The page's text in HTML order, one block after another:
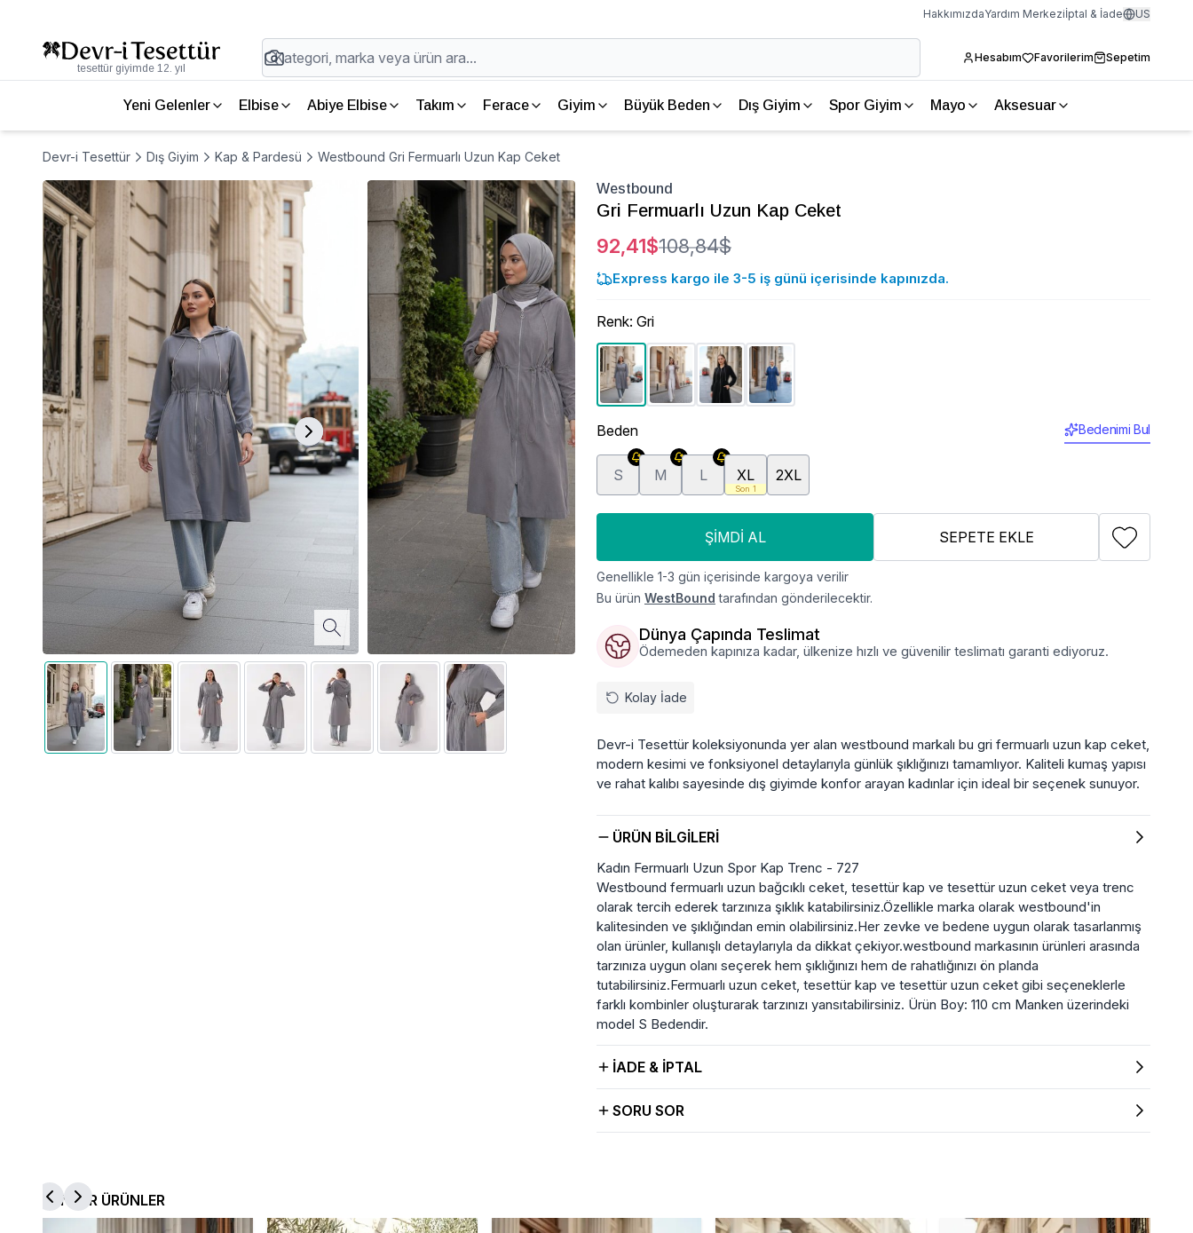
HakkımızdaYardım Merkeziİptal & İade US
tesettür giyimde 12. yıl
Hesabım Favorilerim Sepetim
Yeni Gelenler Elbise Abiye Elbise Takım Ferace Giyim Büyük Beden Dış Giyim Spor Giyim Mayo Aksesuar
Devr-i Tesettür Dış Giyim Kap & Pardesü Westbound Gri Fermuarlı Uzun Kap Ceket
Westbound
Gri Fermuarlı Uzun Kap Ceket
92,41$108,84$
Express kargo ile 3-5 iş günü içerisinde kapınızda.
Renk: Gri
Beden Bedenimi Bul
S M L
Son 1
XL 2XL
ŞIMDI AL SEPETE EKLE
Genellikle 1-3 gün içerisinde kargoya verilir
Bu ürün WestBound tarafından gönderilecektir.
Dünya Çapında Teslimat
Ödemeden kapınıza kadar, ülkenize hızlı ve güvenilir teslimatı garanti ediyoruz.
Kolay İade
Devr-i Tesettür koleksiyonunda yer alan westbound markalı bu gri fermuarlı uzun kap ceket,
modern kesimi ve fonksiyonel detaylarıyla günlük şıklığınızı tamamlıyor. Kaliteli kumaş yapısı
ve rahat kalıbı sayesinde dış giyimde konfor arayan kadınlar için ideal bir seçenek sunuyor.
ÜRÜN BILGILERI
Kadın Fermuarlı Uzun Spor Kap Trenc - 727
Westbound fermuarlı uzun bağcıklı ceket, tesettür kap ve tesettür uzun ceket veya trenc
olarak tercih ederek tarzınıza şıklık katabilirsiniz.Özellikle marka olarak westbound'in
kalitesinden ve şıklığından emin olabilirsiniz.Her zevke ve bedene uygun olarak tasarlanmış
olan ürünler, kullanışlı detaylarıyla da dikkat çekiyor.westbound markasının ürünleri arasında
tarzınıza uygun olanı seçerek hem şıklığınızı hem de rahatlığınızı ön planda
tutabilirsiniz.Fermuarlı uzun ceket, tesettür kap ve tesettür uzun ceket gibi seçeneklerle
farklı kombinler oluşturarak tarzınızı yansıtabilirsiniz. Ürün Boy: 110 cm Manken üzerindeki
model S Bedendir.
İADE & İPTAL
SORU SOR
BENZER ÜRÜNLER